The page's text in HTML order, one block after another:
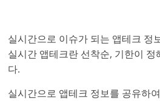
실시간으로 이슈가 되는 앱테크 정
실시간 앱테크란 선착순, 기한이
다.
실시간으로 앱테크 정보를 공유하